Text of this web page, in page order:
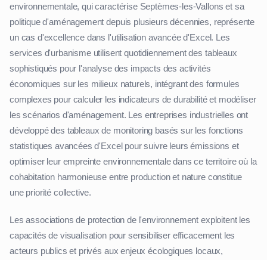
environnementale, qui caractérise Septèmes-les-Vallons et sa
politique d'aménagement depuis plusieurs décennies, représente
un cas d'excellence dans l'utilisation avancée d'Excel. Les
services d'urbanisme utilisent quotidiennement des tableaux
sophistiqués pour l'analyse des impacts des activités
économiques sur les milieux naturels, intégrant des formules
complexes pour calculer les indicateurs de durabilité et modéliser
les scénarios d'aménagement. Les entreprises industrielles ont
développé des tableaux de monitoring basés sur les fonctions
statistiques avancées d'Excel pour suivre leurs émissions et
optimiser leur empreinte environnementale dans ce territoire où la
cohabitation harmonieuse entre production et nature constitue
une priorité collective.
Les associations de protection de l'environnement exploitent les
capacités de visualisation pour sensibiliser efficacement les
acteurs publics et privés aux enjeux écologiques locaux,